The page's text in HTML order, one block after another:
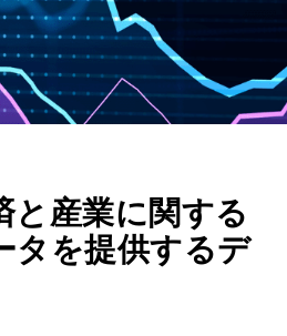
と産業に関する
タを提供するデ